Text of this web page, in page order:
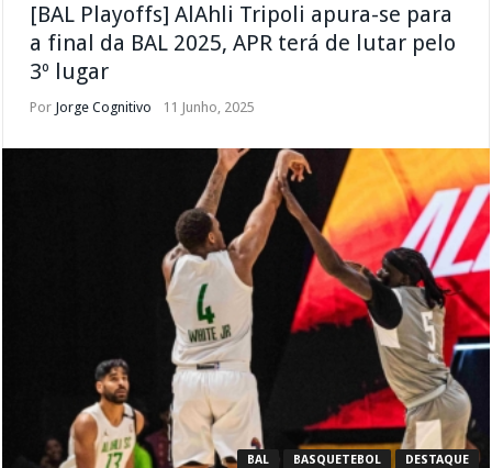
[BAL Playoffs] AlAhli Tripoli apura-se para
a final da BAL 2025, APR terá de lutar pelo
3º lugar
Por Jorge Cognitivo 11 Junho, 2025
BAL BASQUETEBOL DESTAQUE